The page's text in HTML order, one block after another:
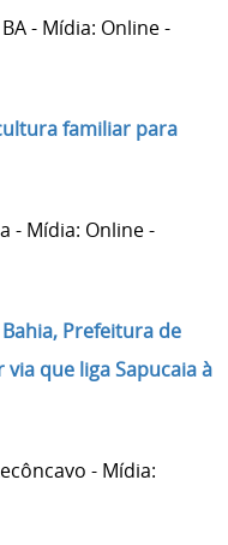
- Mídia: Online -
familiar para
- Mídia: Online -
Prefeitura de
que liga Sapucaia à
- Mídia: